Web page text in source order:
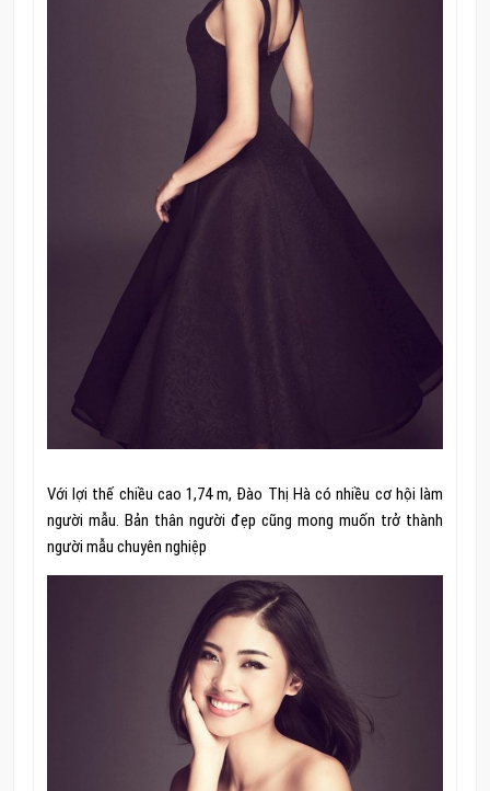
Với lợi thế chiều cao 1,74 m, Đào Thị Hà có nhiều cơ hội làm
người mẫu. Bản thân người đẹp cũng mong muốn trở thành
người mẫu chuyên nghiệp